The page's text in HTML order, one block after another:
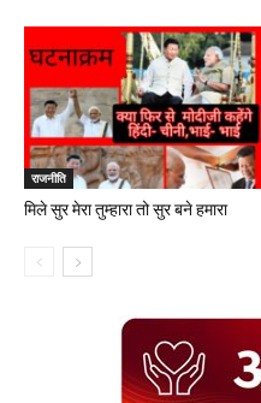
राजनीति
मिले सुर मेरा तुम्हारा तो सुर बने हमारा